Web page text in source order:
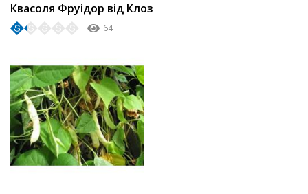
Квасоля Фруідор від Клоз
64